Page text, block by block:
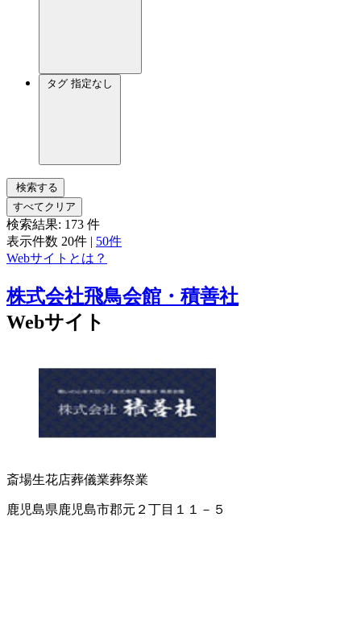
タグ 指定なし
検索する
すべてクリア
検索結果: 173 件
表示件数 20件 | 50件
Webサイトとは？
株式会社飛鳥会館・積善社
Webサイト
斎場生花店葬儀業葬祭業
鹿児島県鹿児島市郡元２丁目１１－５